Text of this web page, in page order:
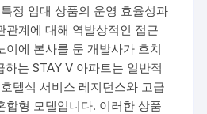
정 임대 상품의 운영 효율성과
관계에 대해 역발상적인 접근
이에 본사를 둔 개발사가 호치
하는 STAY V 아파트는 일반적
텔식 서비스 레지던스와 고급
합형 모델입니다. 이러한 상품